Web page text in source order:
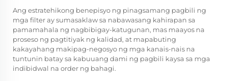
Ang estratehikong benepisyo ng pinagsamang pagbili ng
mga filter ay sumasaklaw sa nabawasang kahirapan sa
pamamahala ng nagbibigay-katugunan, mas maayos na
proseso ng pagtitiyak ng kalidad, at mapabuting
kakayahang makipag-negosyo ng mga kanais-nais na
tuntunin batay sa kabuuang dami ng pagbili kaysa sa mga
indibidwal na order ng bahagi.